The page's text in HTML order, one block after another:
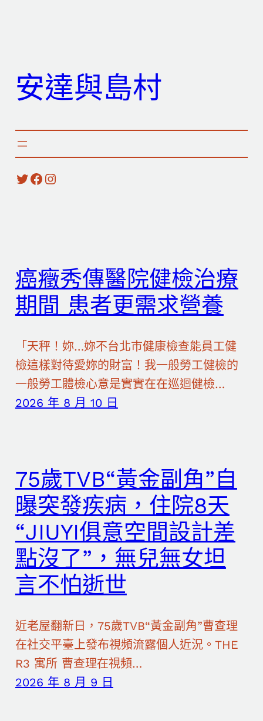
安達與島村
X Facebook Instagram
癌癥秀傳醫院健檢治療
期間 患者更需求營養
「天秤！妳…妳不台北巿健康檢查能員工健
檢這樣對待愛妳的財富！我一般勞工健檢的
一般勞工體檢心意是實實在在巡迴健檢…
2026 年 8 月 10 日
75歲TVB“黃金副角”自
曝突發疾病，住院8天
“JIUYI俱意空間設計差
點沒了”，無兒無女坦
言不怕逝世
近老屋翻新日，75歲TVB“黃金副角”曹查理
在社交平臺上發布視頻流露個人近況。THE
R3 寓所 曹查理在視頻…
2026 年 8 月 9 日